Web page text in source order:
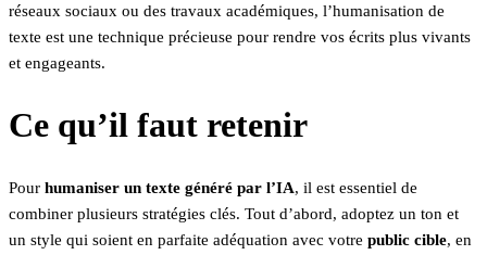
réseaux sociaux ou des travaux académiques, l’humanisation de
texte est une technique précieuse pour rendre vos écrits plus vivants
et engageants.
Ce qu’il faut retenir
Pour humaniser un texte généré par l’IA, il est essentiel de
combiner plusieurs stratégies clés. Tout d’abord, adoptez un ton et
un style qui soient en parfaite adéquation avec votre public cible, en